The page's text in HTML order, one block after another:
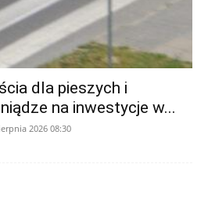
dla pieszych i
na inwestycje w...
2026 08:30